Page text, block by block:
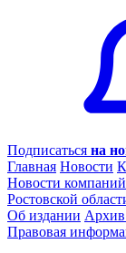
Подписаться на
Главная Новости
Новости компаний
Ростовской
Об издании Архив
Правовая